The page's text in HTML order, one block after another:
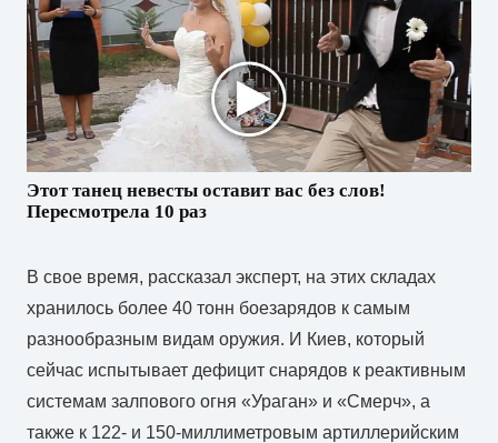
Этот танец невесты оставит вас без слов!
Пересмотрела 10 раз
В свое время, рассказал эксперт, на этих складах
хранилось более 40 тонн боезарядов к самым
разнообразным видам оружия. И Киев, который
сейчас испытывает дефицит снарядов к реактивным
системам залпового огня «Ураган» и «Смерч», а
также к 122- и 150-миллиметровым артиллерийским